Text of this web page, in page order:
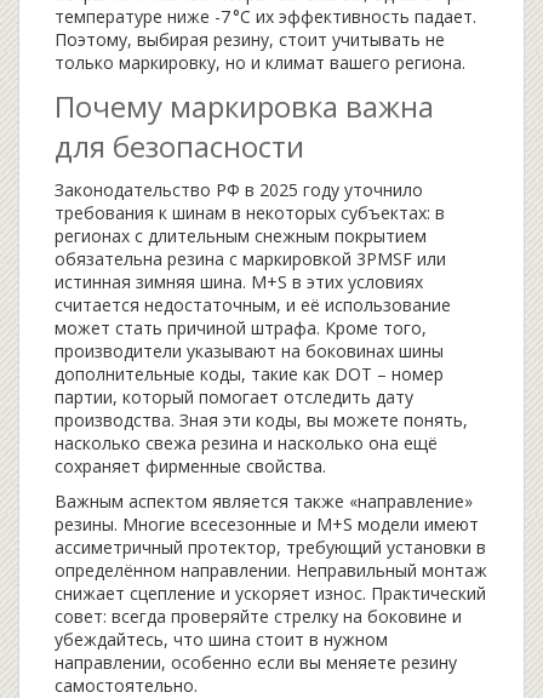
температуре ниже -7 °C их эффективность падает.
Поэтому, выбирая резину, стоит учитывать не
только маркировку, но и климат вашего региона.
Почему маркировка важна
для безопасности
Законодательство РФ в 2025 году уточнило
требования к шинам в некоторых субъектах: в
регионах с длительным снежным покрытием
обязательна резина с маркировкой 3PMSF или
истинная зимняя шина. M+S в этих условиях
считается недостаточным, и её использование
может стать причиной штрафа. Кроме того,
производители указывают на боковинах шины
дополнительные коды, такие как DOT – номер
партии, который помогает отследить дату
производства. Зная эти коды, вы можете понять,
насколько свежа резина и насколько она ещё
сохраняет фирменные свойства.
Важным аспектом является также «направление»
резины. Многие всесезонные и M+S модели имеют
ассиметричный протектор, требующий установки в
определённом направлении. Неправильный монтаж
снижает сцепление и ускоряет износ. Практический
совет: всегда проверяйте стрелку на боковине и
убеждайтесь, что шина стоит в нужном
направлении, особенно если вы меняете резину
самостоятельно.